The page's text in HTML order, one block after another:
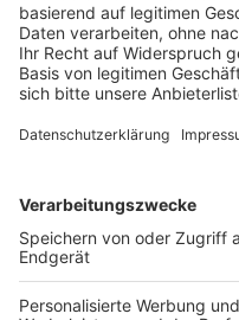
ist ab dem 25.
fadebook- und
sehen.
Mehrere Aktion an
Anzeige